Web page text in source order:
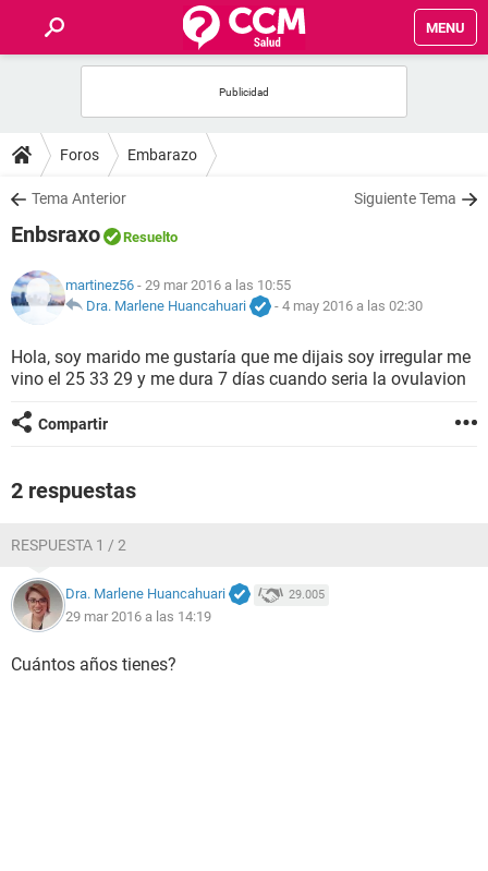
MENU
FOROS
SALUD
NUTRICIÓN
BIENESTAR
SEXUALIDAD
Foros Embarazo
Tema Anterior Siguiente Tema
Enbsraxo Resuelto
martinez56 - 29 mar 2016 a las 10:55
Dra. Marlene Huancahuari
- 4 may 2016 a las 02:30
Hola, soy marido me gustaría que me dijais soy irregular me
vino el 25 33 29 y me dura 7 días cuando seria la ovulavion
Compartir
2 respuestas
RESPUESTA 1 / 2
Dra. Marlene Huancahuari 29.005
29 mar 2016 a las 14:19
Cuántos años tienes?